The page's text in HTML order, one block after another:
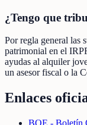
¿Tengo que
Por regla general las
patrimonial en el
ayudas al alquiler
un asesor fiscal o la
Enlaces